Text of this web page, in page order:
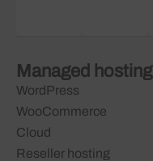
Managed hosting
WordPress
WooCommerce
Cloud
Reseller hosting